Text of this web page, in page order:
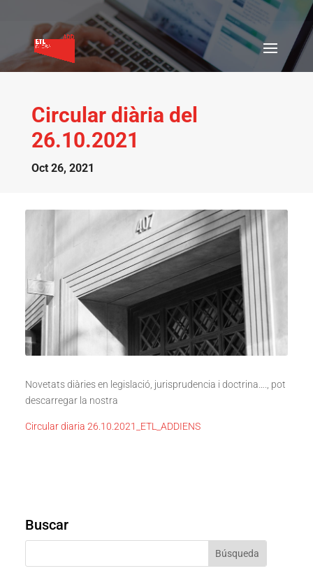
Circular diària del
26.10.2021
Oct 26, 2021
Novetats diàries en legislació, jurisprudencia i doctrina…., pot
descarregar la nostra
Circular diaria 26.10.2021_ETL_ADDIENS
Buscar